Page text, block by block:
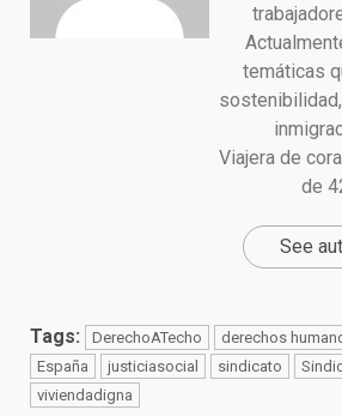
temáticas
Viajera de
de
See
Tags: DerechoATecho derechos
España
justiciasocial sindicato
viviendadigna